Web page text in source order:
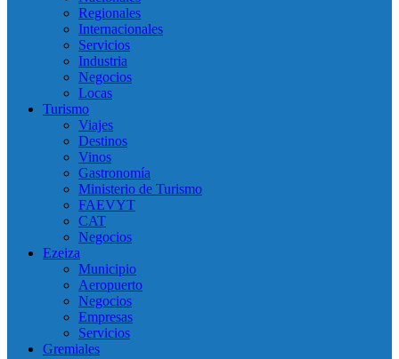
Regionales
Internacionales
Servicios
Industria
Negocios
Locas
Turismo
Viajes
Destinos
Vinos
Gastronomía
Ministerio de Turismo
FAEVYT
CAT
Negocios
Ezeiza
Municipio
Aeropuerto
Negocios
Empresas
Servicios
Gremiales